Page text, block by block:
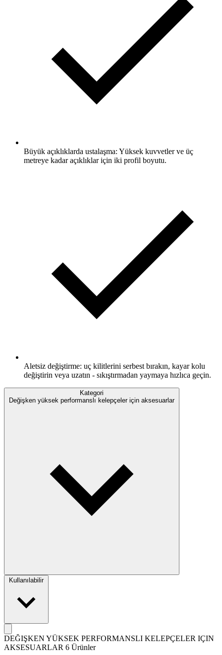
Büyük açıklıklarda ustalaşma: Yüksek kuvvetler ve üç
metreye kadar açıklıklar için iki profil boyutu.
Aletsiz değiştirme: uç kilitlerini serbest bırakın, kayar kolu
değiştirin veya uzatın - sıkıştırmadan yaymaya hızlıca geçin.
Kategori
Değişken yüksek performanslı kelepçeler için aksesuarlar
Kullanılabilir
DEĞIŞKEN YÜKSEK PERFORMANSLI KELEPÇELER IÇIN
AKSESUARLAR 6 Ürünler